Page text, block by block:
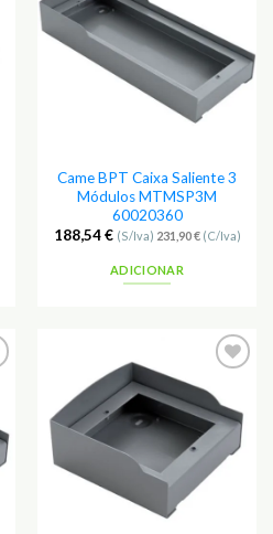
Favoritos
Came BPT Caixa Saliente 3
Módulos MTMSP3M
60020360
188,54€ (S/Iva) 231,90€(C/Iva)
ADICIONAR
Adicionar
aos
Favoritos